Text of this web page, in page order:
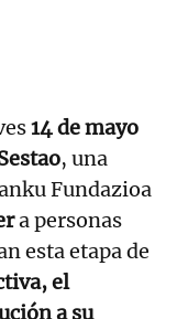
14 de mayo
, una
Fundazioa
a personas
esta etapa de
el
a su